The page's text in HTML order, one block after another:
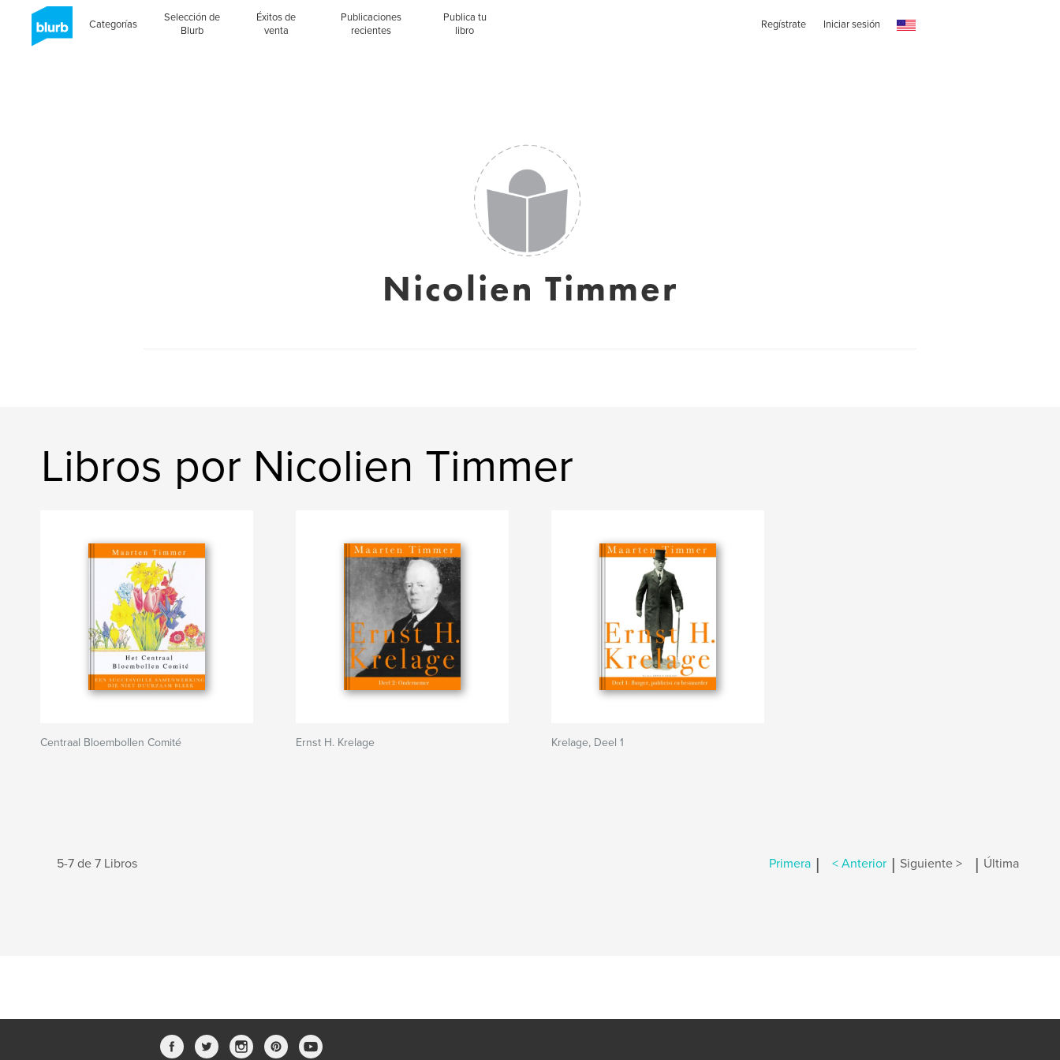
Categorías
Selección de
Blurb
Éxitos de
venta
Publicaciones
recientes
Publica tu
libro
Regístrate Iniciar sesión
Nicolien Timmer
Libros por Nicolien Timmer
Centraal Bloembollen Comité Ernst H. Krelage Krelage, Deel 1
5-7 de 7 Libros Primera | < Anterior | Siguiente > | Última